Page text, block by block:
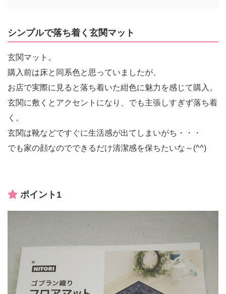
シンプルで落ち着く玄関マット
玄関マット。
購入前は床と同系色と思っていましたが、
お店で実際に見ると落ち着いた紺色に魅力を感じて購入。
玄関に敷くとアクセントになり、でも主張しすぎず落ち着
く。
玄関は靴などですぐに生活感が出てしまいがち・・・
でも家の顔なのでできるだけ清潔感を保ちたいな～(^^)
ポイント1